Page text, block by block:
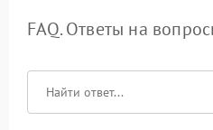
FAQ. Ответы на